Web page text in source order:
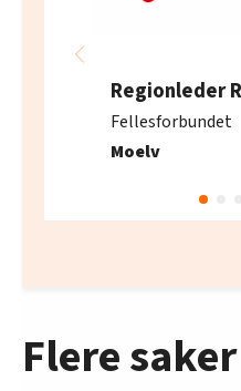
Regionleder
Fellesforbundet
Moelv
Flere saker